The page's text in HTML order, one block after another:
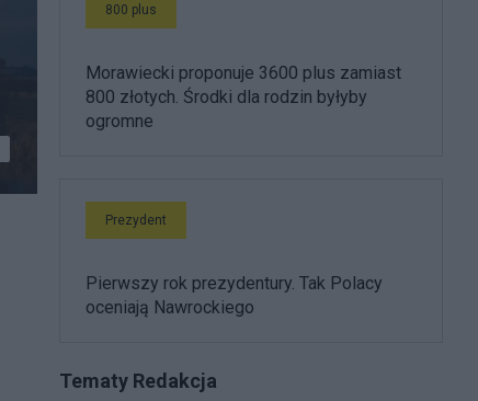
800 plus
Morawiecki proponuje 3600 plus zamiast
800 złotych. Środki dla rodzin byłyby
ogromne
Prezydent
Pierwszy rok prezydentury. Tak Polacy
oceniają Nawrockiego
Tematy Redakcja